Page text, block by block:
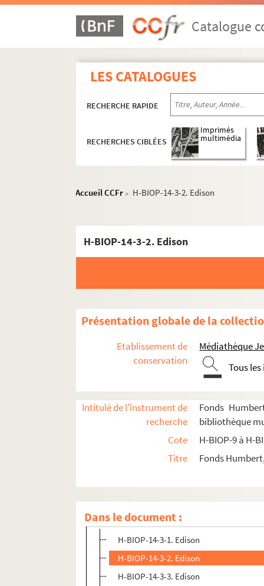
Catalogue
LES CATALOGUES
RECHERCHE RAPIDE
RECHERCHES CIBLÉES
Imprimés
multimédia
Accueil CCFr > H-BIOP-14-3-2. Edison
H-BIOP-14-3-2. Edison
Présentation globale de la
Etablissement de
conservation
Médiathèque
Tous
Intitulé de l'instrument de
recherche
Fonds
bibliothèque
Cote
H-BIOP-9 à H-
Titre
Fonds
Dans le document :
H-BIOP-9. Portraits de personnages du
H-BIOP-11. Portraits des personnages de
H-BIOP-12. Portraits d'artistes : arts,
H-BIOP-13. Portraits de musiciens
H-BIOP-14. Portraits de scientifiques
H-BIOP-14-2. Scientifiques dont le nom
H-BIOP-14-3. Scientifiques dont le nom
H-BIOP-14-3-1. Edison
H-BIOP-14-3-2. Edison
H-BIOP-14-3-3. Edison